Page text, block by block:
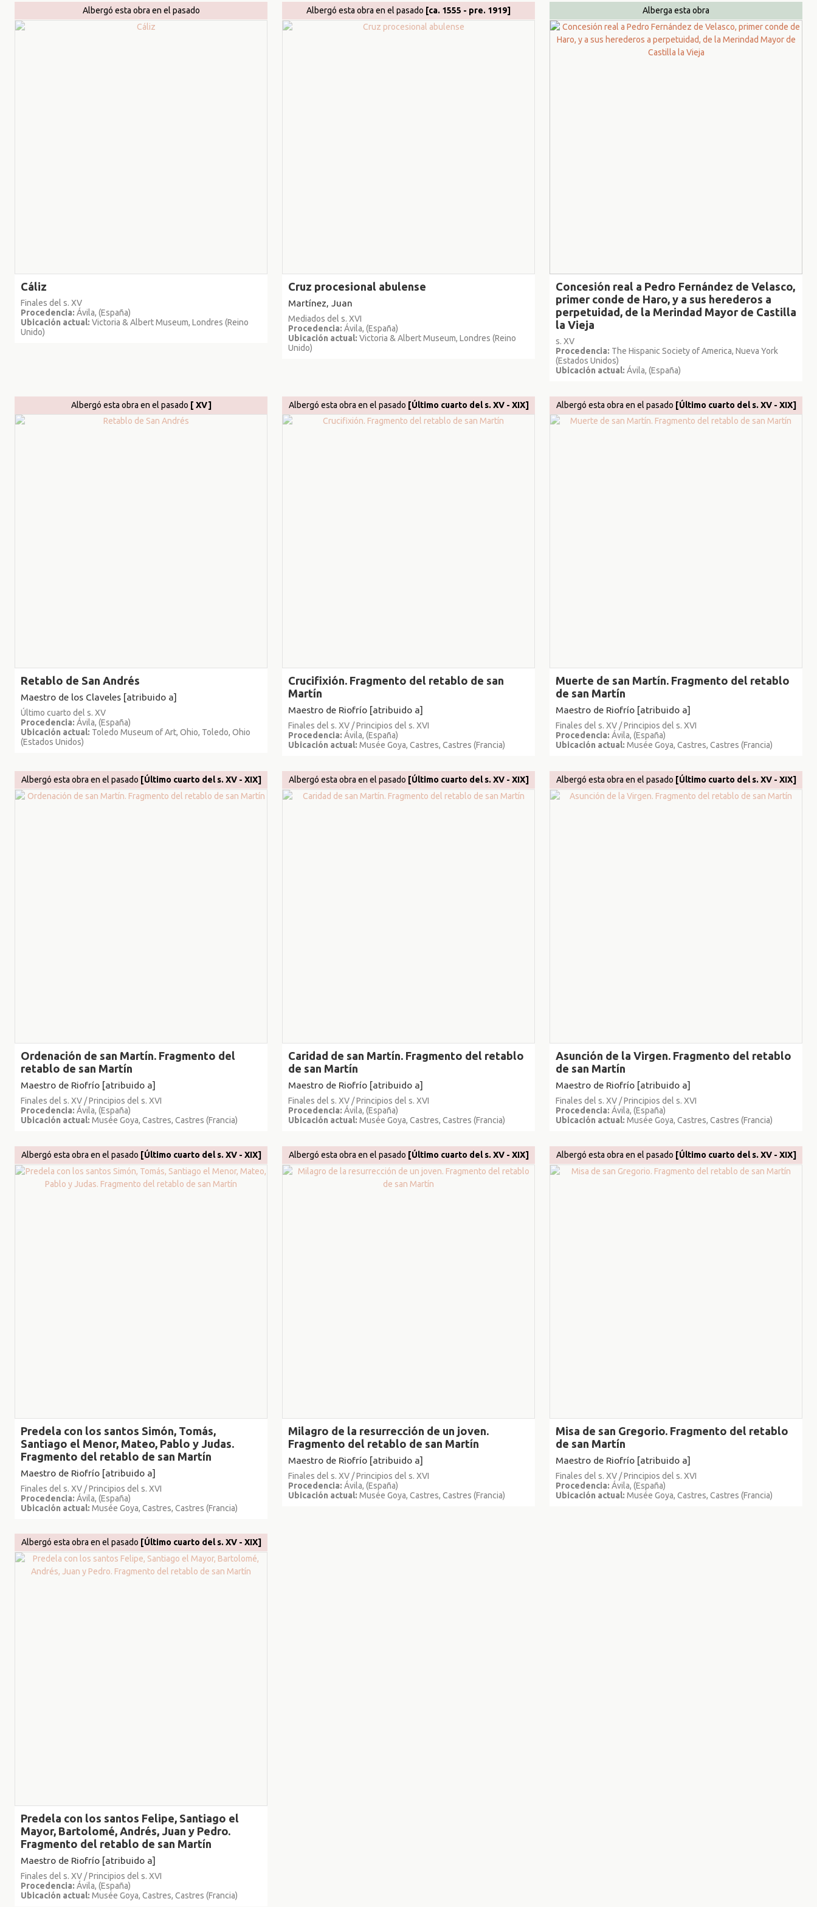
Albergó esta obra en el pasado
Cáliz
Finales del s. XV
Procedencia: Ávila, (España)
Ubicación actual: Victoria & Albert Museum, Londres (Reino
Unido)
Albergó esta obra en el pasado [ca. 1555 - pre. 1919]
Cruz procesional abulense
Martínez, Juan
Mediados del s. XVI
Procedencia: Ávila, (España)
Ubicación actual: Victoria & Albert Museum, Londres (Reino
Unido)
Alberga esta obra
Concesión real a Pedro Fernández de Velasco,
primer conde de Haro, y a sus herederos a
perpetuidad, de la Merindad Mayor de Castilla
la Vieja
s. XV
Procedencia: The Hispanic Society of America, Nueva York
(Estados Unidos)
Ubicación actual: Ávila, (España)
Albergó esta obra en el pasado [ XV]
Retablo de San Andrés
Maestro de los Claveles [atribuido a]
Último cuarto del s. XV
Procedencia: Ávila, (España)
Ubicación actual: Toledo Museum of Art, Ohio, Toledo, Ohio
(Estados Unidos)
Albergó esta obra en el pasado [Último cuarto del s. XV - XIX]
Crucifixión. Fragmento del retablo de san
Martín
Maestro de Riofrío [atribuido a]
Finales del s. XV / Principios del s. XVI
Procedencia: Ávila, (España)
Ubicación actual: Musée Goya, Castres, Castres (Francia)
Albergó esta obra en el pasado [Último cuarto del s. XV - XIX]
Muerte de san Martín. Fragmento del retablo
de san Martín
Maestro de Riofrío [atribuido a]
Finales del s. XV / Principios del s. XVI
Procedencia: Ávila, (España)
Ubicación actual: Musée Goya, Castres, Castres (Francia)
Albergó esta obra en el pasado [Último cuarto del s. XV - XIX]
Ordenación de san Martín. Fragmento del
retablo de san Martín
Maestro de Riofrío [atribuido a]
Finales del s. XV / Principios del s. XVI
Procedencia: Ávila, (España)
Ubicación actual: Musée Goya, Castres, Castres (Francia)
Albergó esta obra en el pasado [Último cuarto del s. XV - XIX]
Caridad de san Martín. Fragmento del retablo
de san Martín
Maestro de Riofrío [atribuido a]
Finales del s. XV / Principios del s. XVI
Procedencia: Ávila, (España)
Ubicación actual: Musée Goya, Castres, Castres (Francia)
Albergó esta obra en el pasado [Último cuarto del s. XV - XIX]
Asunción de la Virgen. Fragmento del retablo
de san Martín
Maestro de Riofrío [atribuido a]
Finales del s. XV / Principios del s. XVI
Procedencia: Ávila, (España)
Ubicación actual: Musée Goya, Castres, Castres (Francia)
Albergó esta obra en el pasado [Último cuarto del s. XV - XIX]
Predela con los santos Simón, Tomás,
Santiago el Menor, Mateo, Pablo y Judas.
Fragmento del retablo de san Martín
Maestro de Riofrío [atribuido a]
Finales del s. XV / Principios del s. XVI
Procedencia: Ávila, (España)
Ubicación actual: Musée Goya, Castres, Castres (Francia)
Albergó esta obra en el pasado [Último cuarto del s. XV - XIX]
Milagro de la resurrección de un joven.
Fragmento del retablo de san Martín
Maestro de Riofrío [atribuido a]
Finales del s. XV / Principios del s. XVI
Procedencia: Ávila, (España)
Ubicación actual: Musée Goya, Castres, Castres (Francia)
Albergó esta obra en el pasado [Último cuarto del s. XV - XIX]
Misa de san Gregorio. Fragmento del retablo
de san Martín
Maestro de Riofrío [atribuido a]
Finales del s. XV / Principios del s. XVI
Procedencia: Ávila, (España)
Ubicación actual: Musée Goya, Castres, Castres (Francia)
Albergó esta obra en el pasado [Último cuarto del s. XV - XIX]
Predela con los santos Felipe, Santiago el
Mayor, Bartolomé, Andrés, Juan y Pedro.
Fragmento del retablo de san Martín
Maestro de Riofrío [atribuido a]
Finales del s. XV / Principios del s. XVI
Procedencia: Ávila, (España)
Ubicación actual: Musée Goya, Castres, Castres (Francia)